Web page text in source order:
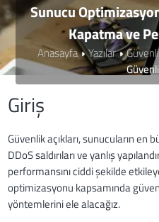
Sunucu
Kapatma ve
Anasayfa Yazılar
Giriş
Güvenlik açıkları, sunucuların
DDoS saldırıları ve yanlış
performansını ciddi şekilde
optimizasyonu kapsamında
yöntemlerini ele alacağız.